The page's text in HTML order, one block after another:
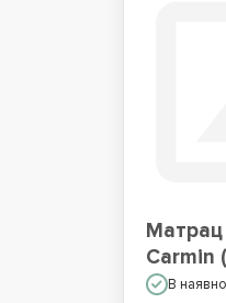
Матрац
Carmin
В